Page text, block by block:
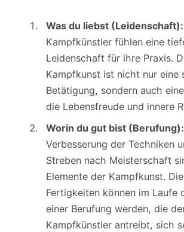
Was du liebst (Leidenschaft):
Kampfkünstler fühlen eine
Leidenschaft für ihre Praxis.
Kampfkunst ist nicht nur eine
Betätigung, sondern auch
die Lebensfreude und innere
Worin du gut bist (Berufung):
Verbesserung der Techniken
Streben nach Meisterschaft
Elemente der Kampfkunst.
Fertigkeiten können im Laufe
einer Berufung werden, die
Kampfkünstler antreibt, sich